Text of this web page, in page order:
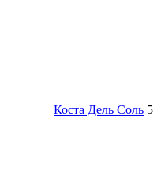
Коста Дель Соль 5